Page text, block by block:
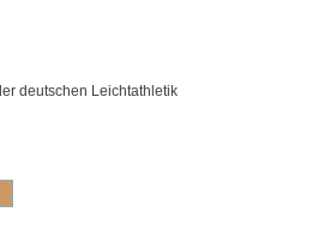
deutschen Leichtathletik